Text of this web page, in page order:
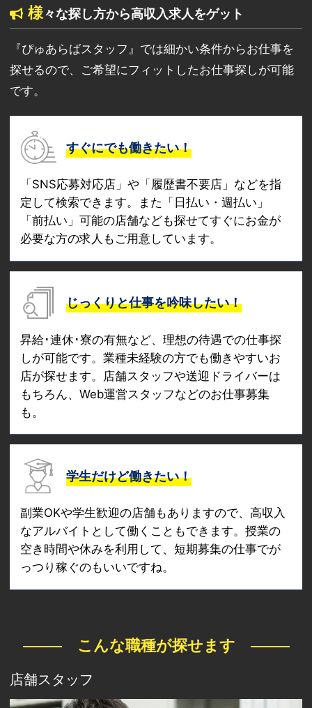
様々な探し方から高収入求人をゲット
『ぴゅあらばスタッフ』では細かい条件からお仕事を
探せるので、ご希望にフィットしたお仕事探しが可能
です。
すぐにでも働きたい！
「SNS応募対応店」や「履歴書不要店」などを指
定して検索できます。また「日払い・週払い」
「前払い」可能の店舗なども探せてすぐにお金が
必要な方の求人もご用意しています。
じっくりと仕事を吟味したい！
昇給･連休･寮の有無など、理想の待遇での仕事探
しが可能です。業種未経験の方でも働きやすいお
店が探せます。店舗スタッフや送迎ドライバーは
もちろん、Web運営スタッフなどのお仕事募集
も。
学生だけど働きたい！
副業OKや学生歓迎の店舗もありますので、高収入
なアルバイトとして働くこともできます。授業の
空き時間や休みを利用して、短期募集の仕事でが
っつり稼ぐのもいいですね。
こんな職種が探せます
店舗スタッフ